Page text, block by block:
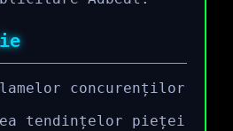
concurenților
tendințelor pieței